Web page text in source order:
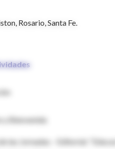
Rosario, Santa Fe.
y Bienvenida
las Jornadas – Editorial: